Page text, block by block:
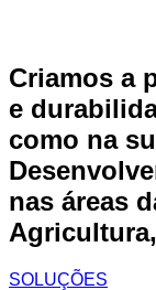
Criamos a
e
como na
nas áreas
SOLUÇÕES